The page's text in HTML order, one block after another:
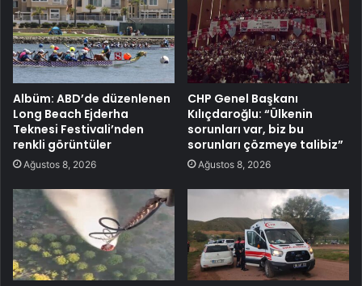
Albüm: ABD’de düzenlenen
Long Beach Ejderha
Teknesi Festivali’nden
renkli görüntüler
Ağustos 8, 2026
CHP Genel Başkanı
Kılıçdaroğlu: “Ülkenin
sorunları var, biz bu
sorunları çözmeye talibiz”
Ağustos 8, 2026